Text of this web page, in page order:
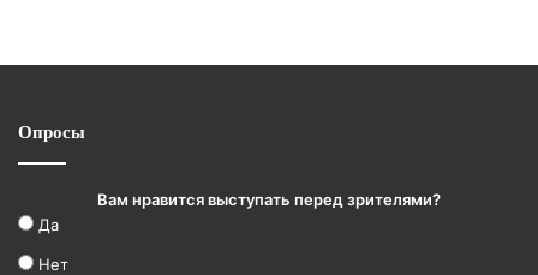
Опросы
Вам нравится выступать перед зрителями?
Да
Нет